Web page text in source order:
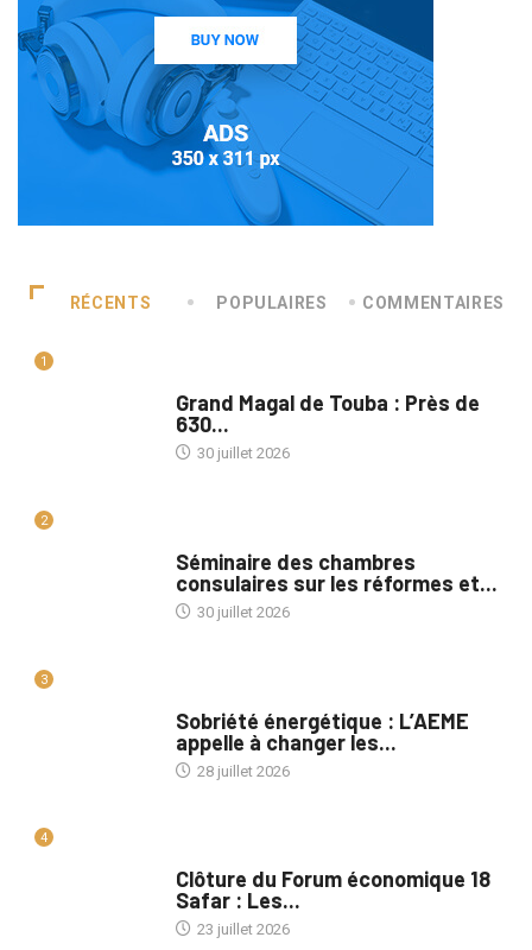
RÉCENTS POPULAIRES COMMENTAIRES
1
Grand Magal de Touba : Près de
630...
30 juillet 2026
2
Séminaire des chambres
consulaires sur les réformes et...
30 juillet 2026
3
Sobriété énergétique : L’AEME
appelle à changer les...
28 juillet 2026
4
Clôture du Forum économique 18
Safar : Les...
23 juillet 2026